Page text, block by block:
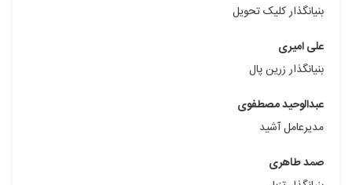
بنیانگذار کلیک تحویل
علی امیری
بنیانگذار زرین پال
عبدالوحید مصطفوی
مدیرعامل آشید
صمد طاهری